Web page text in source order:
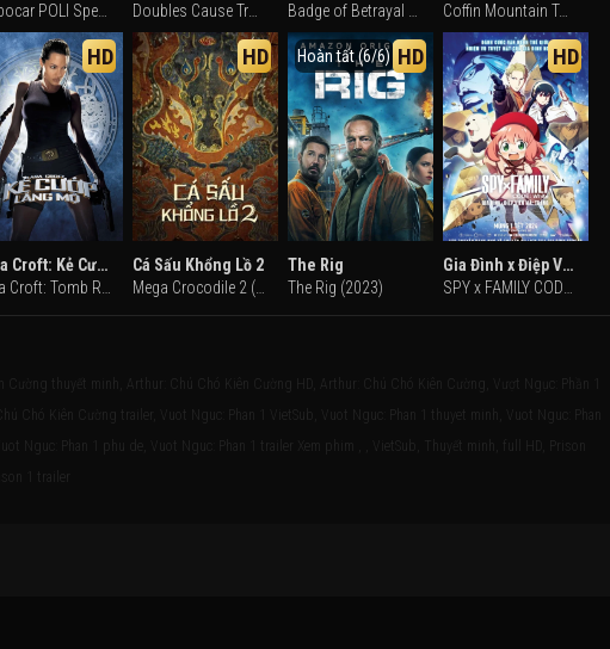
Coffin Mountain Tomb (2022)
HD
Lara Croft: Kẻ Cướp Lăng Mộ
HD
Cá Sấu Khổng Lồ 2
Hoàn tất (6/6) HD
The Rig
The Rig (2023)
HD
Gia Đình x Điệp Viên Mã: Trắng
thuyết minh, Arthur: Chú Chó Kiên Cường HD, Arthur: Chú Chó Kiên Cường, Vượt Ngục: Phần 1
Chó Kiên Cường trailer, Vuot Nguc: Phan 1 VietSub, Vuot Nguc: Phan 1 thuyet minh, Vuot Nguc: Phan
Nguc: Phan 1 phu de, Vuot Nguc: Phan 1 trailer Xem phim , , VietSub, Thuyết minh, full HD, Prison
1 trailer